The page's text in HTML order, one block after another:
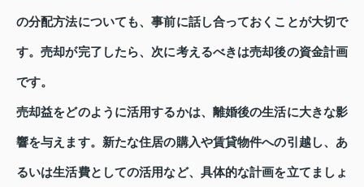
の分配方法についても、事前に話し合っておくことが大切で
す。売却が完了したら、次に考えるべきは売却後の資金計画
です。
売却益をどのように活用するかは、離婚後の生活に大きな影
響を与えます。新たな住居の購入や賃貸物件への引越し、あ
るいは生活費としての活用など、具体的な計画を立てましょ